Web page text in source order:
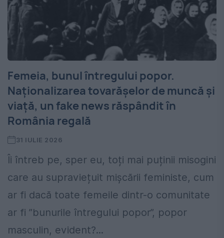
Femeia, bunul întregului popor.
Naționalizarea tovarășelor de muncă și
viață, un fake news răspândit în
România regală
31 IULIE 2026
Îi întreb pe, sper eu, toți mai puținii misogini
care au supraviețuit mișcării feministe, cum
ar fi dacă toate femeile dintr-o comunitate
ar fi ”bunurile întregului popor”, popor
masculin, evident?...